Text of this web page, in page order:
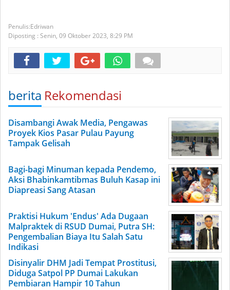
Edriwan
Diposting : Senin, 09 Oktober 2023, 8:29 PM
berita Rekomendasi
Disambangi Awak Media, Pengawas
Proyek Kios Pasar Pulau Payung
Tampak Gelisah
Bagi-bagi Minuman kepada Pendemo,
Aksi Bhabinkamtibmas Buluh Kasap ini
Diapreasi Sang Atasan
Praktisi Hukum 'Endus' Ada Dugaan
Malpraktek di RSUD Dumai, Putra SH:
Pengembalian Biaya Itu Salah Satu
Indikasi
Disinyalir DHM Jadi Tempat Prostitusi,
Diduga Satpol PP Dumai Lakukan
Pembiaran Hampir 10 Tahun